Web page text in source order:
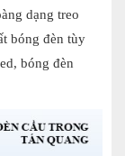
dạng treo
bóng đèn tùy
bóng đèn